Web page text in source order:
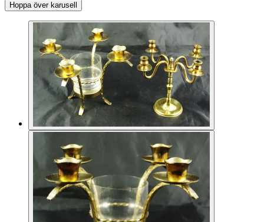
Hoppa över karusell